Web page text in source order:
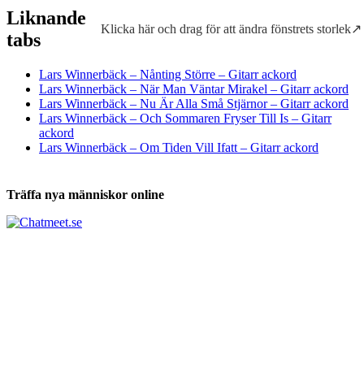
Klicka här och drag för att ändra fönstrets storlek↗
Tabs och ackord för både bas och gitarr
Liknande
tabs
Lars Winnerbäck – Nånting Större – Gitarr ackord
Lars Winnerbäck – När Man Väntar Mirakel – Gitarr ackord
Lars Winnerbäck – Nu Är Alla Små Stjärnor – Gitarr ackord
Lars Winnerbäck – Och Sommaren Fryser Till Is – Gitarr
ackord
Lars Winnerbäck – Om Tiden Vill Ifatt – Gitarr ackord
Träffa nya människor online